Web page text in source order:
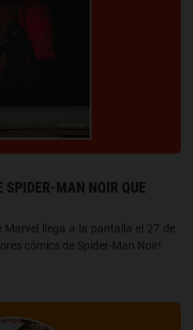
SPIDER-MAN NOIR QUE
Marvel llega a la pantalla el 27 de
cómics de Spider-Man Noir!